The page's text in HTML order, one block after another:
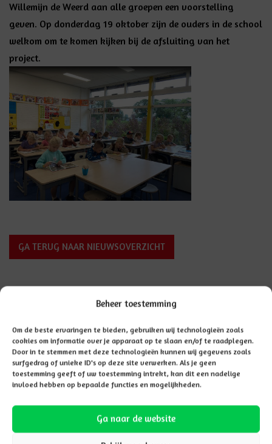
Beheer toestemming
Om de beste ervaringen te bieden, gebruiken wij technologieën zoals
cookies om informatie over je apparaat op te slaan en/of te raadplegen.
Door in te stemmen met deze technologieën kunnen wij gegevens zoals
surfgedrag of unieke ID's op deze site verwerken. Als je geen
toestemming geeft of uw toestemming intrekt, kan dit een nadelige
invloed hebben op bepaalde functies en mogelijkheden.
Ga naar de website
Willemijn de Weerd aan alle groepen een voorstelling
geven. Op donderdag 19 oktober zijn de ouders in de school
welkom om te komen kijken bij de afsluiting van het
project.
GA TERUG NAAR NIEUWSOVERZICHT
Aanmelden
Hier vindt u
AANMELDEN